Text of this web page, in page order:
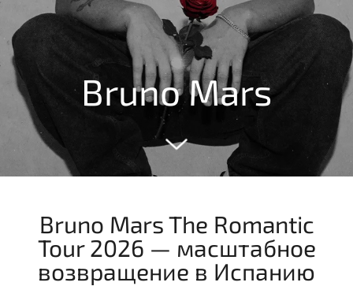
Bruno Mars
Bruno Mars The Romantic
Tour 2026 — масштабное
возвращение в Испанию